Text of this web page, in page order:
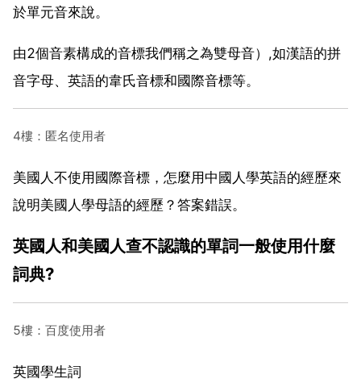
於單元音來說。
由2個音素構成的音標我們稱之為雙母音）,如漢語的拼
音字母、英語的韋氏音標和國際音標等。
4樓：匿名使用者
美國人不使用國際音標，怎麼用中國人學英語的經歷來
說明美國人學母語的經歷？答案錯誤。
英國人和美國人查不認識的單詞一般使用什麼
詞典?
5樓：百度使用者
英國學生詞